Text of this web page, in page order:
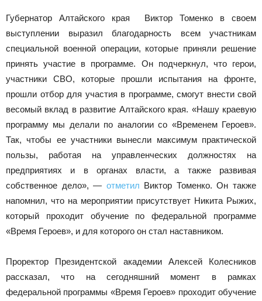
Губернатор Алтайского края Виктор Томенко в своем
выступлении выразил благодарность всем участникам
специальной военной операции, которые приняли решение
принять участие в программе. Он подчеркнул, что герои,
участники СВО, которые прошли испытания на фронте,
прошли отбор для участия в программе, смогут внести свой
весомый вклад в развитие Алтайского края. «Нашу краевую
программу мы делали по аналогии со «Временем Героев».
Так, чтобы ее участники вынесли максимум практической
пользы, работая на управленческих должностях на
предприятиях и в органах власти, а также развивая
собственное дело», — отметил Виктор Томенко. Он также
напомнил, что на мероприятии присутствует Никита Рыжих,
который проходит обучение по федеральной программе
«Время Героев», и для которого он стал наставником.
Проректор Президентской академии Алексей Колесников
рассказал, что на сегодняшний момент в рамках
федеральной программы «Время Героев» проходит обучение